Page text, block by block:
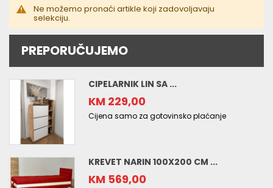
Ne možemo pronaći artikle koji zadovoljavaju
selekciju.
PREPORUČUJEMO
CIPELARNIK LIN SA ...
KM 229,00
Cijena samo za gotovinsko plaćanje
KREVET NARIN 100X200 CM ...
KM 569,00